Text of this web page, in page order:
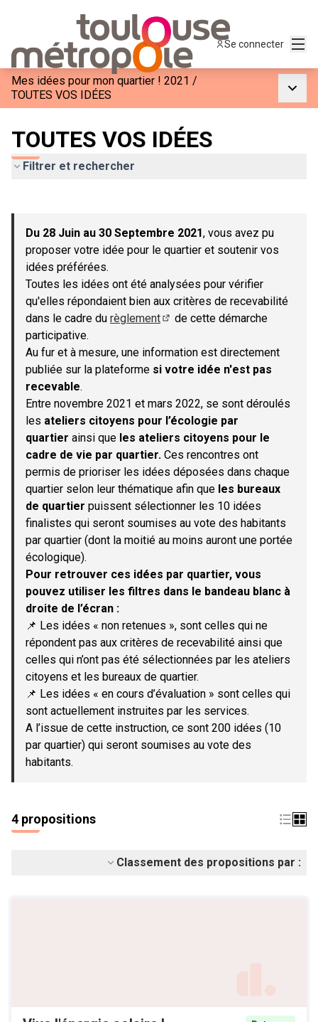
Se connecter
Mes idées pour mon quartier ! 2021 /
TOUTES VOS IDÉES
TOUTES VOS IDÉES
Filtrer et rechercher
−
Du 28 Juin au 30 Septembre 2021, vous avez pu
proposer votre idée pour le quartier et soutenir vos
idées préférées.
Toutes les idées ont été analysées pour vérifier
qu'elles répondaient bien aux critères de recevabilité
dans le cadre du règlement
de cette démarche
participative.
Au fur et à mesure, une information est directement
publiée sur la plateforme si votre idée n'est pas
recevable.
Entre novembre 2021 et mars 2022, se sont déroulés
les ateliers citoyens pour l’écologie par
quartier ainsi que les ateliers citoyens pour le
cadre de vie par quartier. Ces rencontres ont
permis de prioriser les idées déposées dans chaque
quartier selon leur thématique afin que les bureaux
de quartier puissent sélectionner les 10 idées
finalistes qui seront soumises au vote des habitants
par quartier (dont la moitié au moins auront une portée
écologique).
Pour retrouver ces idées par quartier, vous
pouvez utiliser les filtres dans le bandeau blanc à
droite de l’écran :
📌 Les idées « non retenues », sont celles qui ne
répondent pas aux critères de recevabilité ainsi que
celles qui n’ont pas été sélectionnées par les ateliers
citoyens et les bureaux de quartier.
📌 Les idées « en cours d’évaluation » sont celles qui
sont actuellement instruites par les services.
A l’issue de cette instruction, ce sont 200 idées (10
par quartier) qui seront soumises au vote des
habitants.
4 propositions
Classement des propositions par :